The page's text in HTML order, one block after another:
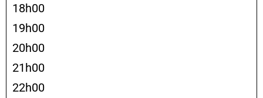
18h00
19h00
20h00
21h00
22h00